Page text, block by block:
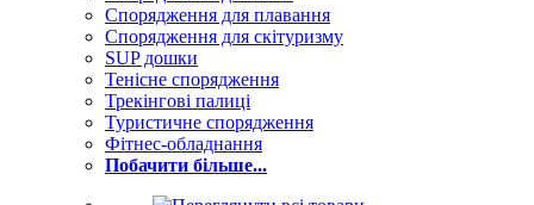
Спорядження для плавання
Спорядження для скітуризму
SUP дошки
Тенісне спорядження
Трекінгові палиці
Туристичне спорядження
Фітнес-обладнання
Побачити більше...